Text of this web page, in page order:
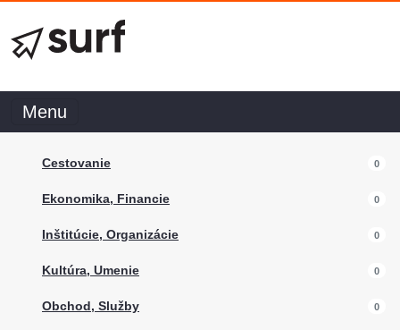
Menu
Cestovanie 0
Ekonomika, Financie 0
Inštitúcie, Organizácie 0
Kultúra, Umenie 0
Obchod, Služby 0